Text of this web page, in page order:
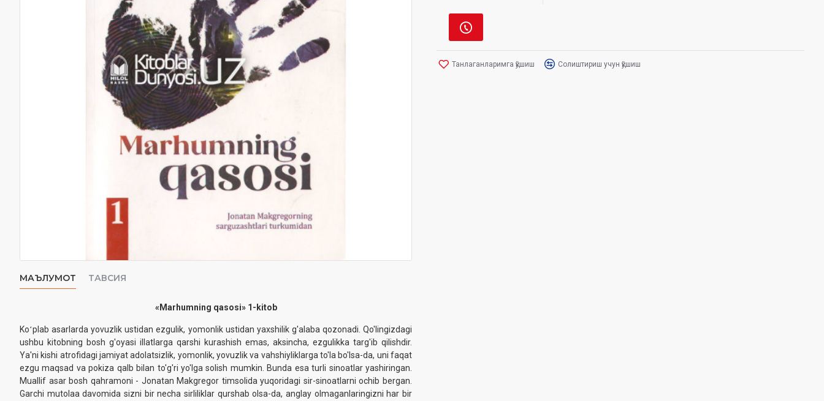
МАЪЛУМОТ ТАВСИЯ
«Marhumning qasosi»‎ 1-kitob
Koʻplab asarlarda yovuzlik ustidan ezgulik, yomonlik ustidan yaxshilik g'alaba qozonadi. Qo'lingizdagi
ushbu kitobning bosh g'oyasi illatlarga qarshi kurashish emas, aksincha, ezgulikka targ'ib qilishdir.
Ya'ni kishi atrofidagi jamiyat adolatsizlik, yomonlik, yovuzlik va vahshiyliklarga to'la bo'lsa-da, uni faqat
ezgu maqsad va pokiza qalb bilan to'g'ri yo'lga solish mumkin. Bunda esa turli sinoatlar yashiringan.
Muallif asar bosh qahramoni - Jonatan Makgregor timsolida yuqoridagi sir-sinoatlarni ochib bergan.
Garchi mutolaa davomida sizni bir necha sirliliklar qurshab olsa-da, anglay olmaganlaringizni har bir
Танлаганларимга қўшиш Солиштириш учун қўшиш